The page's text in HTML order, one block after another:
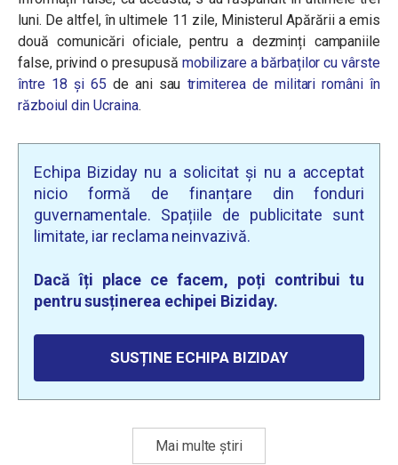
luni. De altfel, în ultimele 11 zile, Ministerul Apărării a emis
două comunicări oficiale, pentru a dezminți campaniile
false, privind o presupusă mobilizare a bărbaților cu vârste
între 18 și 65 de ani sau trimiterea de militari români în
războiul din Ucraina.
Echipa Biziday nu a solicitat și nu a acceptat
nicio formă de finanțare din fonduri
guvernamentale. Spațiile de publicitate sunt
limitate, iar reclama neinvazivă.
Dacă îți place ce facem, poți contribui tu
pentru susținerea echipei Biziday.
SUSȚINE ECHIPA BIZIDAY
Mai multe știri